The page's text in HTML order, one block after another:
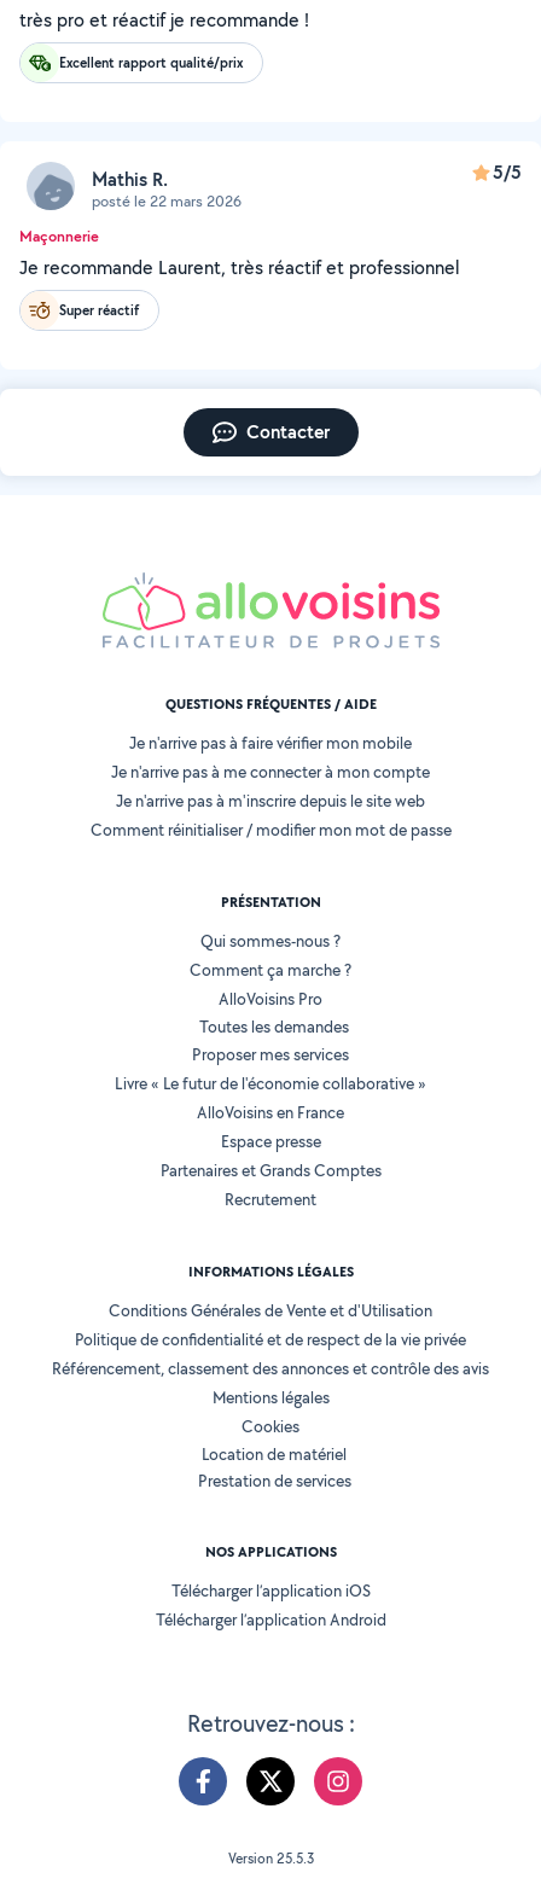
très pro et réactif je recommande !
Excellent rapport qualité/prix
Mathis R.
posté le 22 mars 2026
5/5
Maçonnerie
Je recommande Laurent, très réactif et professionnel
Super réactif
Contacter
Retrouvez-nous :
QUESTIONS FRÉQUENTES / AIDE
Je n'arrive pas à faire vérifier mon mobile
Je n'arrive pas à me connecter à mon compte
Je n'arrive pas à m'inscrire depuis le site web
Comment réinitialiser / modifier mon mot de passe
PRÉSENTATION
Qui sommes-nous ?
Comment ça marche ?
AlloVoisins Pro
Toutes les demandes
Proposer mes services
Livre « Le futur de l'économie collaborative »
AlloVoisins en France
Espace presse
Partenaires et Grands Comptes
Recrutement
INFORMATIONS LÉGALES
Conditions Générales de Vente et d'Utilisation
Politique de confidentialité et de respect de la vie privée
Référencement, classement des annonces et contrôle des avis
Mentions légales
Cookies
Location de matériel
Prestation de services
NOS APPLICATIONS
Télécharger l’application iOS
Télécharger l’application Android
Version 25.5.3